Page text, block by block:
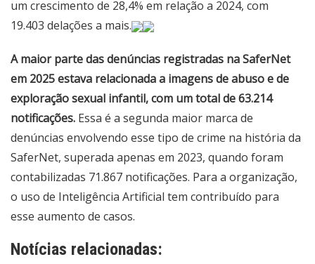
um crescimento de 28,4% em relação a 2024, com
19.403 delações a mais.
A maior parte das denúncias registradas na SaferNet
em 2025 estava relacionada a imagens de abuso e de
exploração sexual infantil, com um total de 63.214
notificações. Essa é a segunda maior marca de
denúncias envolvendo esse tipo de crime na história da
SaferNet, superada apenas em 2023, quando foram
contabilizadas 71.867 notificações. Para a organização,
o uso de Inteligência Artificial tem contribuído para
esse aumento de casos.
Notícias relacionadas: